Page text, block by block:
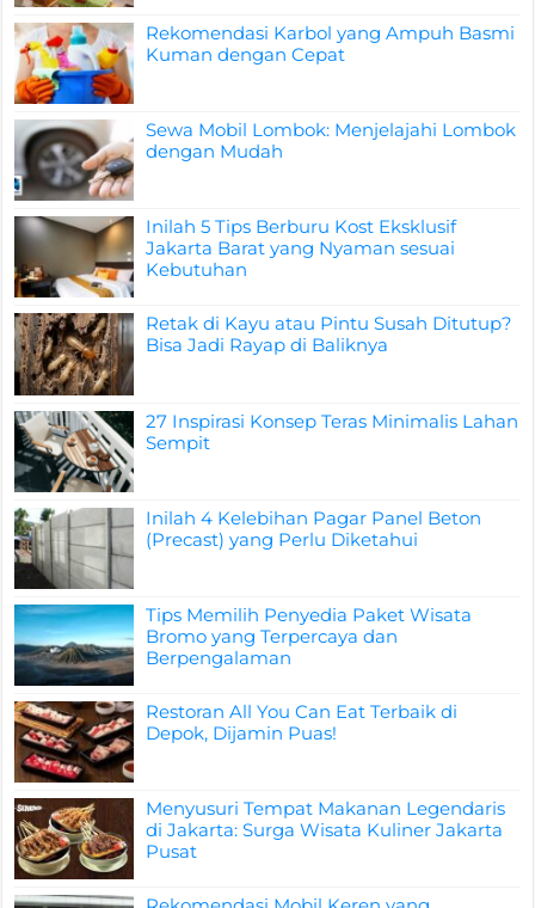
Rekomendasi Karbol yang Ampuh Basmi
Kuman dengan Cepat
Sewa Mobil Lombok: Menjelajahi Lombok
dengan Mudah
Inilah 5 Tips Berburu Kost Eksklusif
Jakarta Barat yang Nyaman sesuai
Kebutuhan
Retak di Kayu atau Pintu Susah Ditutup?
Bisa Jadi Rayap di Baliknya
27 Inspirasi Konsep Teras Minimalis Lahan
Sempit
Inilah 4 Kelebihan Pagar Panel Beton
(Precast) yang Perlu Diketahui
Tips Memilih Penyedia Paket Wisata
Bromo yang Terpercaya dan
Berpengalaman
Restoran All You Can Eat Terbaik di
Depok, Dijamin Puas!
Menyusuri Tempat Makanan Legendaris
di Jakarta: Surga Wisata Kuliner Jakarta
Pusat